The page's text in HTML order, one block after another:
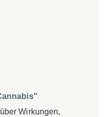
Wirkungen,